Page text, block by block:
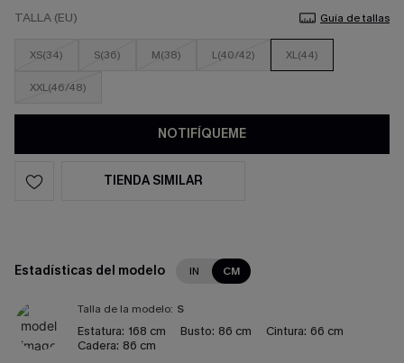
TALLA (EU) Guía de tallas
XS(34) S(36) M(38) L(40/42) XL(44)
XXL(46/48)
NOTIFÍQUEME
TIENDA SIMILAR
Estadísticas del modelo IN CM
Talla de la modelo: S
Estatura: 168 cm Busto: 86 cm Cintura: 66 cm
Cadera: 86 cm